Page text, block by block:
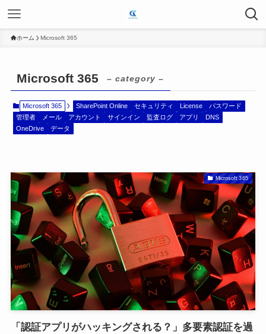
ホーム Microsoft 365
Microsoft 365 – category –
Microsoft 365 SharePoint Online セキュリティ License
パスワード
管理者
メール アカウント サインイン 監査ログ アプリ
DNS
OneDrive
データ
Microsoft 365
「認証アプリがハッキングされる？」多要素認証を過